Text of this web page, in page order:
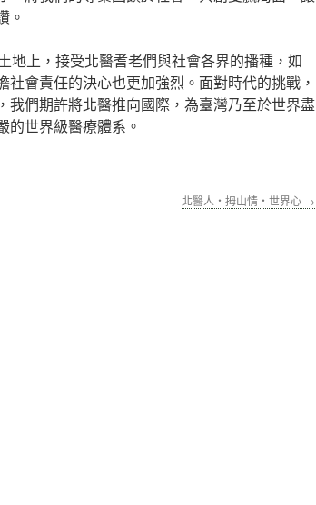
。
地上，接受北醫耆老們與社會各界的播種，如
會責任的決心也更加強烈。面對時代的挑戰，
我們期許將北醫推向國際，為臺灣乃至於世界盡
的世界級醫療體系。
北醫人‧拇山情‧世界心 →